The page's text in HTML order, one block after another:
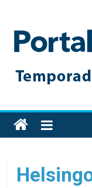
content
Toda
la
de
cruceros